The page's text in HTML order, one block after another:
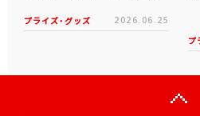
プライズ・グッズ 2026.06.25
プ